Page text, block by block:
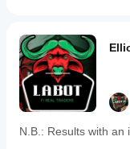
또는 NoAction
(주요 기능 및 유연
📐 자동 및 구
별도로 되돌아
가)를 선택할 수
✔️ (선택 사항)
또는 기울기
사
용
중
인
환
경
에
서
N.B.: Results with an